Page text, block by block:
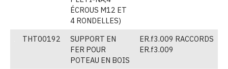
ÉCROUS M12 ET
4 RONDELLES)
THT00192
SUPPORT EN
FER POUR
POTEAU EN BOIS
ER.f3.009 RACCORDS
ER.f3.009